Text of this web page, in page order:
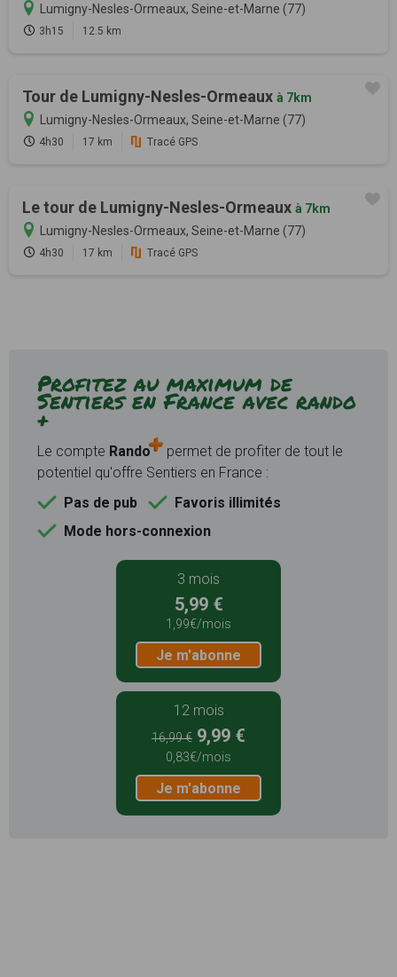
Lumigny-Nesles-Ormeaux, Seine-et-Marne (77)
3h15 12.5 km
Tour de Lumigny-Nesles-Ormeaux à 7km
Lumigny-Nesles-Ormeaux, Seine-et-Marne (77)
4h30 17 km Tracé GPS
Le tour de Lumigny-Nesles-Ormeaux à 7km
Lumigny-Nesles-Ormeaux, Seine-et-Marne (77)
4h30 17 km Tracé GPS
Profitez au maximum de
Sentiers en France avec rando
+
Le compte Rando
permet de profiter de tout le
potentiel qu'offre Sentiers en France :
Pas de pub
Favoris illimités
Mode hors-connexion
3 mois
5,99 €
1,99€/mois
Je m'abonne
12 mois
16,99 € 9,99 €
0,83€/mois
Je m'abonne